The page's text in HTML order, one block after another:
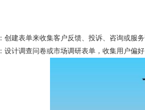
：创建表单来收集客户反馈、投诉、咨询或服
：设计调查问卷或市场调研表单，收集用户偏